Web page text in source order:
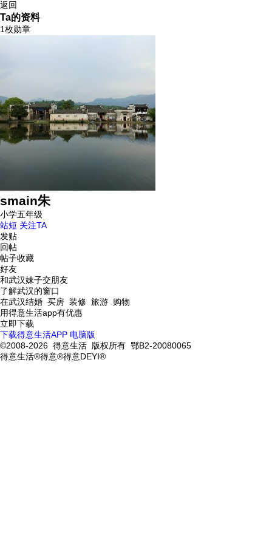
返回
Ta的资料
1枚勋章
smain朱
小学五年级
站短 关注TA
发贴
回帖
帖子收藏
好友
和武汉妹子交朋友
了解武汉的窗口
在武汉结婚 买房 装修 旅游 购物
用得意生活app有优惠
立即下载
下载得意生活APP 电脑版
©2008-2026 得意生活 版权所有 鄂B2-20080065
得意生活®得意®得意DEYI®